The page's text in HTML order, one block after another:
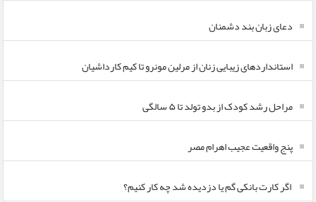
دعای زبان بند دشمنان
استانداردهای زیبایی زنان از مرلین مونرو تا کیم کارداشیان
مراحل رشد کودک از بدو تولد تا ۵ سالگی
پنج واقعیت عجیب اهرام مصر
اگر کارت بانکی گم یا دزدیده شد چه کار کنیم؟